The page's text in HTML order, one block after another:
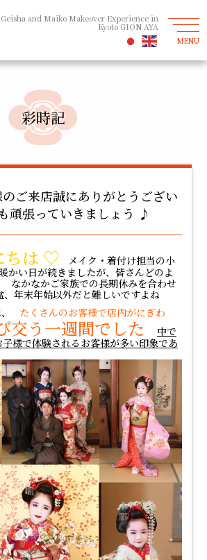
Geisha and Maiko Makeover Experience in
Kyoto GION AYA
MENU
彩時記
ご来店誠にありがとうござい
頑張っていきましょう ♪
ちは ♡ メイク・着付け担当の小
かい日が続きましたが、皆さんどのよ
なかなかご家族での長期休みを合わせ
年末年始以外だと難しいですよね
、 たくさんのお客様で店内がにぎわ
交う一週間でした
中で
様で体験されるお客様が多い印象であ